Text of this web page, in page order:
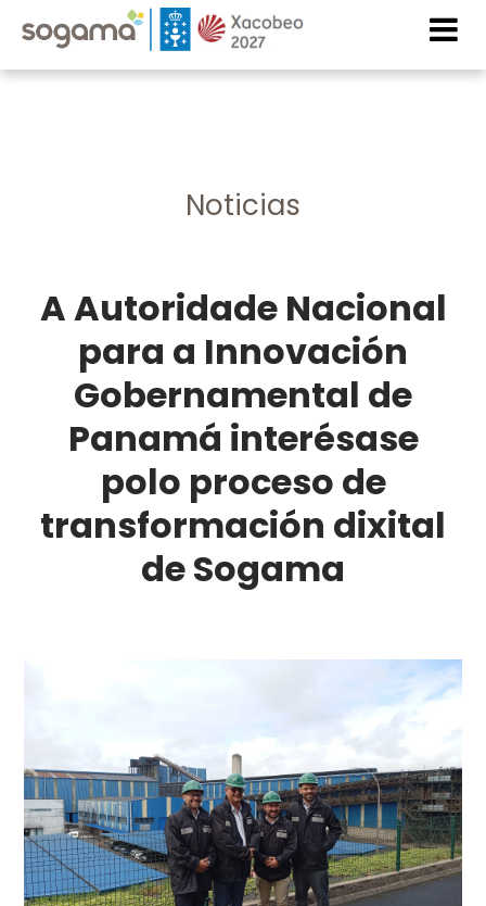
Skip to main content
Imaxe Imaxe
Noticias
A Autoridade Nacional
para a Innovación
Gobernamental de
Panamá interésase
polo proceso de
transformación dixital
de Sogama